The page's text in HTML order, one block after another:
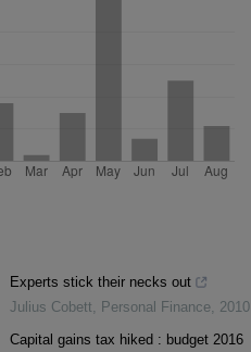
Experts stick their necks out
Julius Cobett
Personal Finance 2010
Capital gains tax hiked : budget 2016